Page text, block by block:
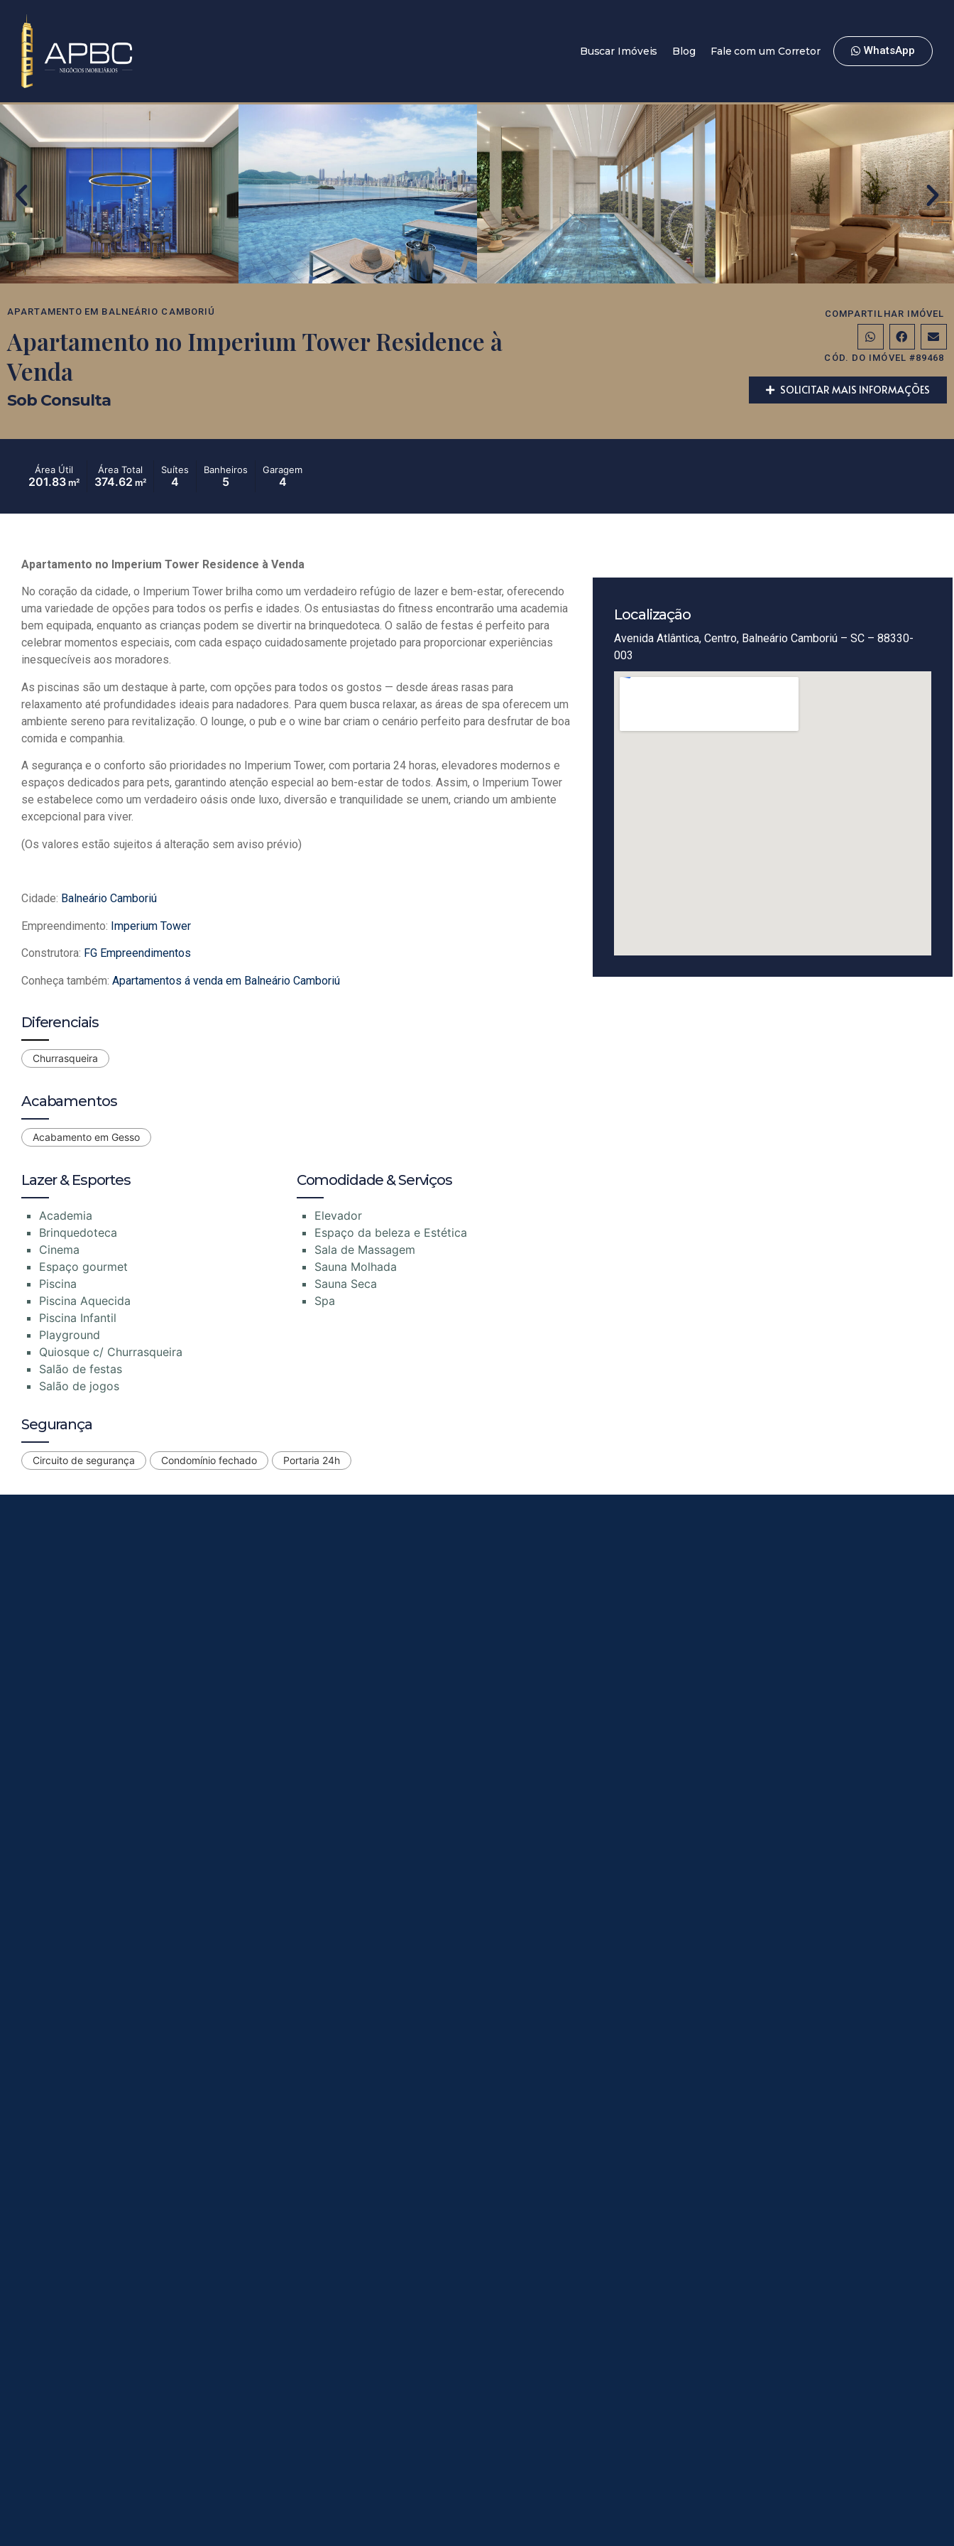
Buscar Imóveis Blog Fale com um Corretor WhatsApp
APARTAMENTO EM BALNEÁRIO CAMBORIÚ
Apartamento no Imperium Tower Residence à
Venda
Sob Consulta
COMPARTILHAR IMÓVEL
CÓD. DO IMÓVEL #89468
SOLICITAR MAIS INFORMAÇÕES
Área Útil
201.83 m²
Área Total
374.62 m²
Suítes
4
Banheiros
5
Garagem
4
Apartamento no Imperium Tower Residence à Venda
No coração da cidade, o Imperium Tower brilha como um verdadeiro refúgio de lazer e bem-estar, oferecendo
uma variedade de opções para todos os perfis e idades. Os entusiastas do fitness encontrarão uma academia
bem equipada, enquanto as crianças podem se divertir na brinquedoteca. O salão de festas é perfeito para
celebrar momentos especiais, com cada espaço cuidadosamente projetado para proporcionar experiências
inesquecíveis aos moradores.
As piscinas são um destaque à parte, com opções para todos os gostos — desde áreas rasas para
relaxamento até profundidades ideais para nadadores. Para quem busca relaxar, as áreas de spa oferecem um
ambiente sereno para revitalização. O lounge, o pub e o wine bar criam o cenário perfeito para desfrutar de boa
comida e companhia.
A segurança e o conforto são prioridades no Imperium Tower, com portaria 24 horas, elevadores modernos e
espaços dedicados para pets, garantindo atenção especial ao bem-estar de todos. Assim, o Imperium Tower
se estabelece como um verdadeiro oásis onde luxo, diversão e tranquilidade se unem, criando um ambiente
excepcional para viver.
(Os valores estão sujeitos á alteração sem aviso prévio)
Cidade: Balneário Camboriú
Empreendimento: Imperium Tower
Construtora: FG Empreendimentos
Conheça também: Apartamentos á venda em Balneário Camboriú
Diferenciais
Churrasqueira
Acabamentos
Acabamento em Gesso
Lazer & Esportes
Academia
Brinquedoteca
Cinema
Espaço gourmet
Piscina
Piscina Aquecida
Piscina Infantil
Playground
Quiosque c/ Churrasqueira
Salão de festas
Salão de jogos
Comodidade & Serviços
Elevador
Espaço da beleza e Estética
Sala de Massagem
Sauna Molhada
Sauna Seca
Spa
Segurança
Circuito de segurança Condomínio fechado Portaria 24h
Localização
Avenida Atlântica, Centro, Balneário Camboriú – SC – 88330-
003